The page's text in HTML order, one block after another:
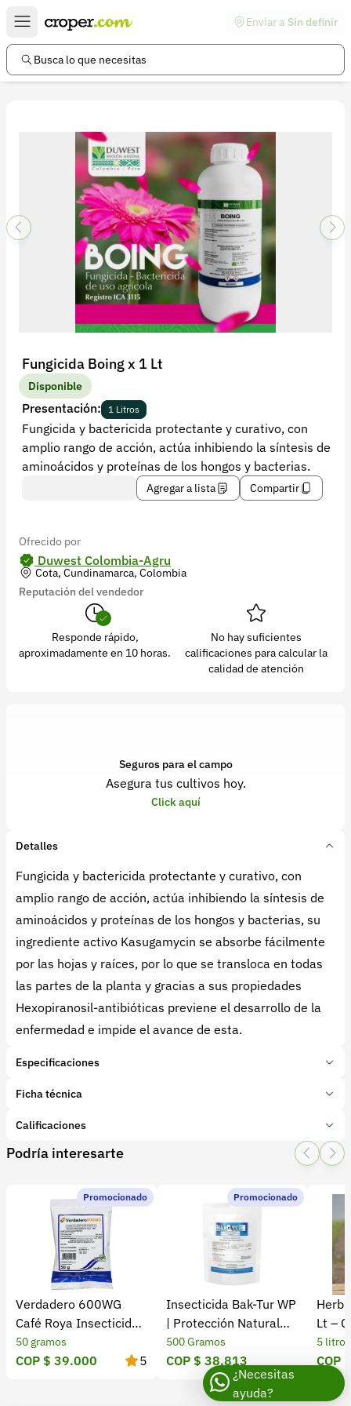
Enviar a Sin definir
Busca lo que necesitas
Fungicida Boing x 1 Lt
Disponible
Presentación: 1 Litros
Fungicida y bactericida protectante y curativo, con
amplio rango de acción, actúa inhibiendo la síntesis de
aminoácidos y proteínas de los hongos y bacterias.
Agregar a lista Compartir
Ofrecido por
Duwest Colombia-Agru
Cota, Cundinamarca, Colombia
Reputación del vendedor
Responde rápido,
aproximadamente en 10 horas.
No hay suficientes
calificaciones para calcular la
calidad de atención
Seguros para el campo
Asegura tus cultivos hoy.
Click aquí
Detalles
Fungicida y bactericida protectante y curativo, con
amplio rango de acción, actúa inhibiendo la síntesis de
aminoácidos y proteínas de los hongos y bacterias, su
ingrediente activo Kasugamycin se absorbe fácilmente
por las hojas y raíces, por lo que se transloca en todas
las partes de la planta y gracias a sus propiedades
Hexopiranosil-antibióticas previene el desarrollo de la
enfermedad e impide el avance de esta.
Especificaciones
Marca: Duwest Colombia
Tipo de producto:
Subcategoría:Fungicidas
Ficha técnica
Ficha Boing DWT.pdf
Calificaciones
1 Star
2 Star
3 Star4 Star
0 calificaciones
5 Estrellas
4 Estrellas
0 %
3 Estrellas
2 Estrellas
1 Estrellas
Podría interesarte
Promocionado
Verdadero 600WG
Café Roya Insecticida
Fungicida ICA
50 gramos
COP $ 39.000 5
Promocionado
Insecticida Bak-Tur WP
| Protección Natural
contra Insectos
500 Gramos
COP $ 38.813
Lt –
Eficaz
5 litros
COP
Enlaces de interés
Preguntas frecuentes
Información legal
Términos y condiciones
Política de devoluciones
Política de privacidad
Recuperar contraseña
Contacto
Soporte
+57 323 2931928
Versión 5.45.0
Síguenos
¿Necesitas
ayuda?